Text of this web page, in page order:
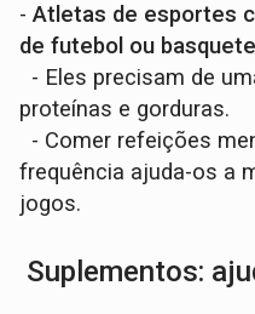
-Atletas de esportes
de futebol ou
- Eles precisam de
proteínas e gorduras.
- Comer refeições
frequência ajuda-os a
jogos.
Suplementos: